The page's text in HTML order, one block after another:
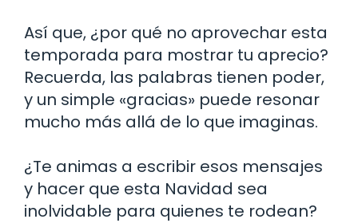
Así que, ¿por qué no aprovechar esta
temporada para mostrar tu aprecio?
Recuerda, las palabras tienen poder,
y un simple «gracias» puede resonar
mucho más allá de lo que imaginas.
¿Te animas a escribir esos mensajes
y hacer que esta Navidad sea
inolvidable para quienes te rodean?